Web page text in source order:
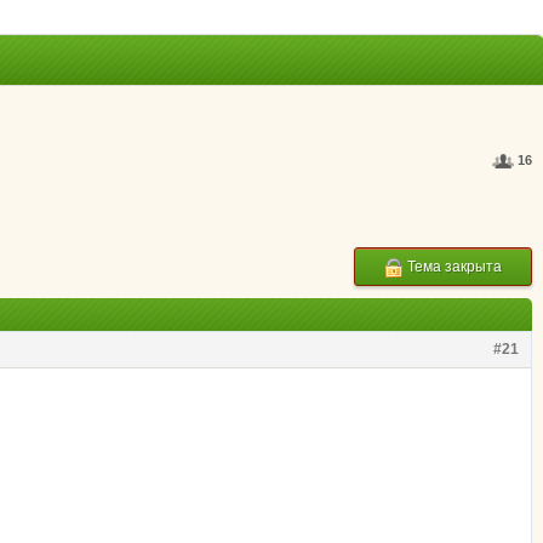
16
Тема закрыта
#21